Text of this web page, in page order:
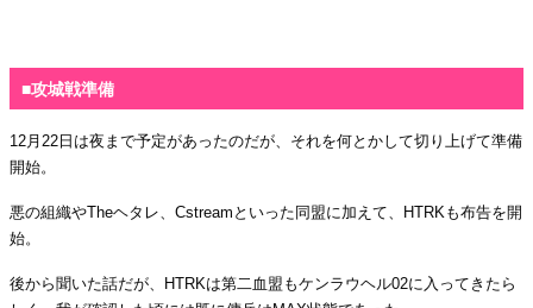
■攻城戦準備
12月22日は夜まで予定があったのだが、それを何とかして切り上げて準備
開始。
悪の組織やTheヘタレ、Cstreamといった同盟に加えて、HTRKも布告を開
始。
後から聞いた話だが、HTRKは第二血盟もケンラウヘル02に入ってきたら